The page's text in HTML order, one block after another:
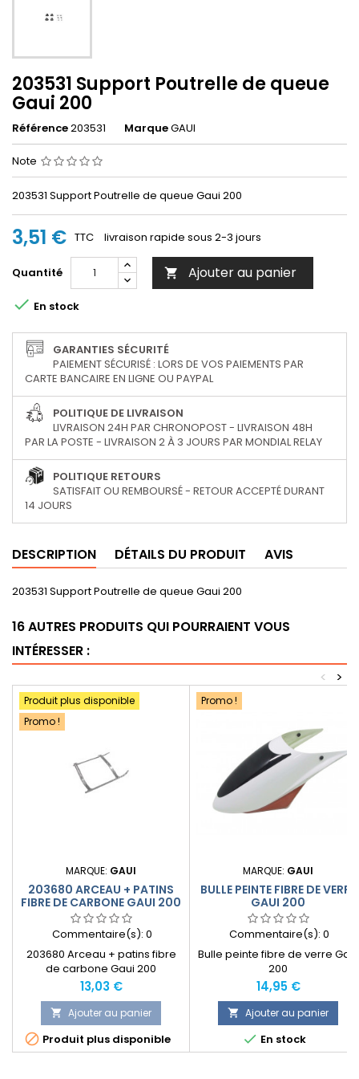
203531 Support Poutrelle de queue
Gaui 200
Référence203531 MarqueGAUI
Note
203531 Support Poutrelle de queue Gaui 200
3,51 € TTC livraison rapide sous 2-3 jours
Quantité  Ajouter au panier
 En stock
GARANTIES SÉCURITÉ
PAIEMENT SÉCURISÉ : LORS DE VOS PAIEMENTS PAR
CARTE BANCAIRE EN LIGNE OU PAYPAL
POLITIQUE DE LIVRAISON
LIVRAISON 24H PAR CHRONOPOST - LIVRAISON 48H
PAR LA POSTE - LIVRAISON 2 À 3 JOURS PAR MONDIAL RELAY
POLITIQUE RETOURS
SATISFAIT OU REMBOURSÉ - RETOUR ACCEPTÉ DURANT
14 JOURS
DESCRIPTION DÉTAILS DU PRODUIT AVIS
203531 Support Poutrelle de queue Gaui 200
16 AUTRES PRODUITS QUI POURRAIENT VOUS
INTÉRESSER :
>
<
Produit plus disponible
Promo !
MARQUE: GAUI
203680 ARCEAU + PATINS
FIBRE DE CARBONE GAUI 200
Commentaire(s): 0
203680 Arceau + patins fibre
de carbone Gaui 200
Prix
13,03 €
 Ajouter au panier
 Produit plus disponible
Promo !
MARQUE: GAUI
BULLE PEINTE FIBRE DE VERRE
GAUI 200
Commentaire(s): 0
Bulle peinte fibre de verre Gaui
200
Prix
14,95 €
 Ajouter au panier
 En stock